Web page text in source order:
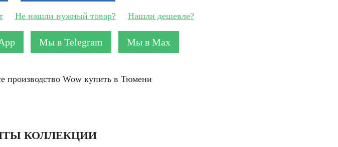
Не нашли нужный товар? Нашли дешевле?
Мы в Telegram Мы в Max
производство Wow купить в Тюмени
КОЛЛЕКЦИИ